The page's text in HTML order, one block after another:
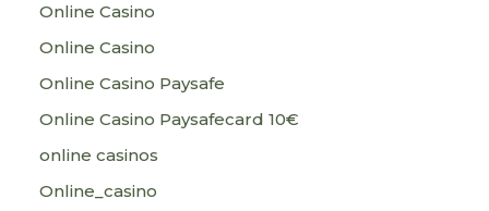
Online Casino
Online Casino
Online Casino Paysafe
Online Casino Paysafecard 10€
online casinos
Online_casino